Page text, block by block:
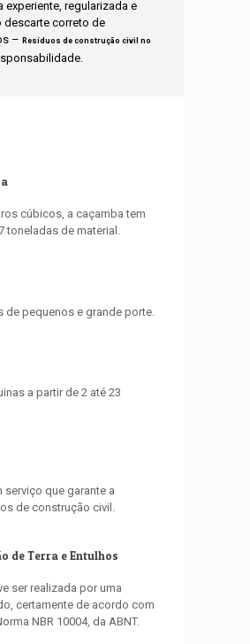
experiente, regularizada e
correto de
– Resíduos de construção civil no
cúbicos, a caçamba tem
toneladas de material.
de pequenos e grande porte.
a partir de 2 até 23
serviço que garante a
de construção civil.
de Terra e Entulhos
ser realizada por uma
certamente de acordo com
NBR 10004, da ABNT.